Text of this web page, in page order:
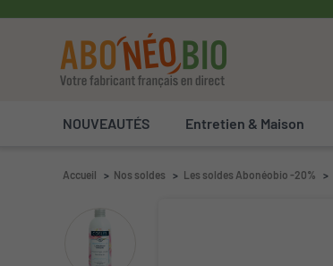
NOUVEAUTÉS Entretien & Maison
Accueil Nos soldes Les soldes Abonéobio -20%